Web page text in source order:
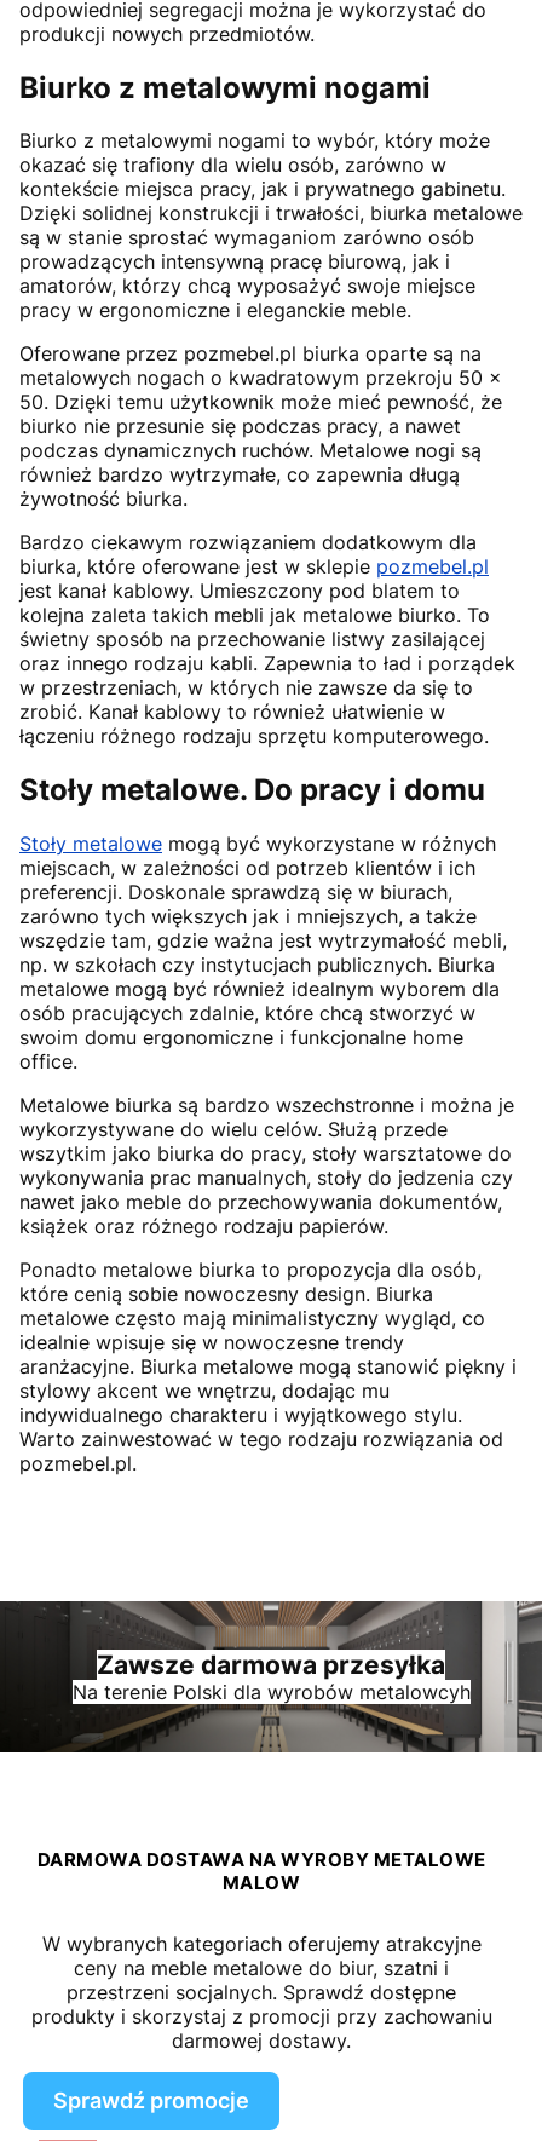
odpowiedniej segregacji można je wykorzystać do
produkcji nowych przedmiotów.
Biurko z metalowymi nogami
Biurko z metalowymi nogami to wybór, który może
okazać się trafiony dla wielu osób, zarówno w
kontekście miejsca pracy, jak i prywatnego gabinetu.
Dzięki solidnej konstrukcji i trwałości, biurka metalowe
są w stanie sprostać wymaganiom zarówno osób
prowadzących intensywną pracę biurową, jak i
amatorów, którzy chcą wyposażyć swoje miejsce
pracy w ergonomiczne i eleganckie meble.
Oferowane przez pozmebel.pl biurka oparte są na
metalowych nogach o kwadratowym przekroju 50 ×
50. Dzięki temu użytkownik może mieć pewność, że
biurko nie przesunie się podczas pracy, a nawet
podczas dynamicznych ruchów. Metalowe nogi są
również bardzo wytrzymałe, co zapewnia długą
żywotność biurka.
Bardzo ciekawym rozwiązaniem dodatkowym dla
biurka, które oferowane jest w sklepie pozmebel.pl
jest kanał kablowy. Umieszczony pod blatem to
kolejna zaleta takich mebli jak metalowe biurko. To
świetny sposób na przechowanie listwy zasilającej
oraz innego rodzaju kabli. Zapewnia to ład i porządek
w przestrzeniach, w których nie zawsze da się to
zrobić. Kanał kablowy to również ułatwienie w
łączeniu różnego rodzaju sprzętu komputerowego.
Stoły metalowe. Do pracy i domu
Stoły metalowe mogą być wykorzystane w różnych
miejscach, w zależności od potrzeb klientów i ich
preferencji. Doskonale sprawdzą się w biurach,
zarówno tych większych jak i mniejszych, a także
wszędzie tam, gdzie ważna jest wytrzymałość mebli,
np. w szkołach czy instytucjach publicznych. Biurka
metalowe mogą być również idealnym wyborem dla
osób pracujących zdalnie, które chcą stworzyć w
swoim domu ergonomiczne i funkcjonalne home
office.
Metalowe biurka są bardzo wszechstronne i można je
wykorzystywane do wielu celów. Służą przede
wszytkim jako biurka do pracy, stoły warsztatowe do
wykonywania prac manualnych, stoły do jedzenia czy
nawet jako meble do przechowywania dokumentów,
książek oraz różnego rodzaju papierów.
Ponadto metalowe biurka to propozycja dla osób,
które cenią sobie nowoczesny design. Biurka
metalowe często mają minimalistyczny wygląd, co
idealnie wpisuje się w nowoczesne trendy
aranżacyjne. Biurka metalowe mogą stanowić piękny i
stylowy akcent we wnętrzu, dodając mu
indywidualnego charakteru i wyjątkowego stylu.
Warto zainwestować w tego rodzaju rozwiązania od
pozmebel.pl.
Zawsze darmowa przesyłka
Na terenie Polski dla wyrobów metalowcyh
DARMOWA DOSTAWA NA WYROBY METALOWE
MALOW
W wybranych kategoriach oferujemy atrakcyjne
ceny na meble metalowe do biur, szatni i
przestrzeni socjalnych. Sprawdź dostępne
produkty i skorzystaj z promocji przy zachowaniu
darmowej dostawy.
Sprawdź promocje